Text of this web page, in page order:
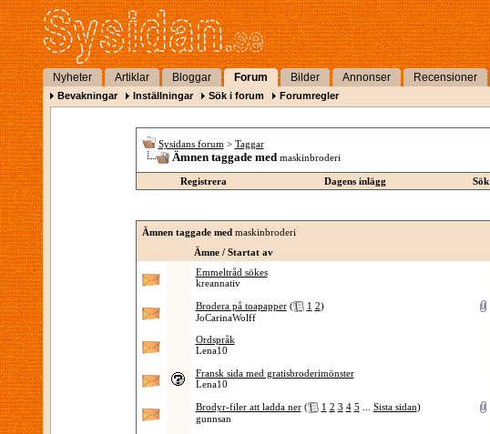
Nyheter Artiklar Bloggar Forum Bilder Annonser Recensioner
Bevakningar Inställningar Sök i forum Forumregler
Sysidans forum > Taggar
Ämnen taggade med maskinbroderi
Registrera
Dagens inlägg Sök
Ämnen taggade med maskinbroderi
Ämne / Startat av
Emmeltråd sökes
kreannativ
Brodera på toapapper ( 1 2)
JoCarinaWolff
Ordspråk
Lena10
Fransk sida med gratisbroderimönster
Lena10
Brodyr-filer att ladda ner ( 1 2 3 4 5 Sista sidan)
gunnsan